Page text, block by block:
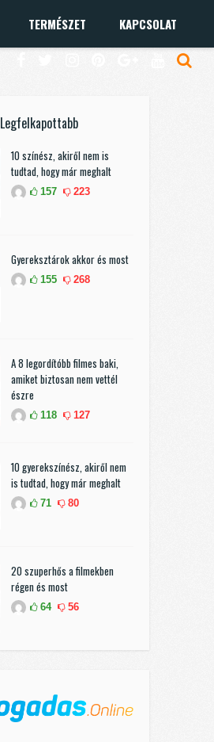
TERMÉSZET KAPCSOLAT
Legfelkapottabb
10 színész, akiről nem is
tudtad, hogy már meghalt
157 223
Gyereksztárok akkor és most
155 268
A 8 legordítóbb filmes baki,
amiket biztosan nem vettél
észre
118 127
10 gyerekszínész, akiről nem
is tudtad, hogy már meghalt
71 80
20 szuperhős a filmekben
régen és most
64 56